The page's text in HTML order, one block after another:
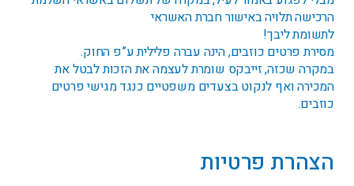
הרכישה תלויה באישור חברת האשראי
לתשומת ליבך!
מסירת פרטים כוזבים, הינה עברה פלילית ע”פ החוק.
במקרה שכזה, זייבקס שומרת לעצמה את הזכות לבטל את
המכירה ואף לנקוט בצעדים משפטיים כנגד מגישי פרטים
כוזבים.
הצהרת פרטיות